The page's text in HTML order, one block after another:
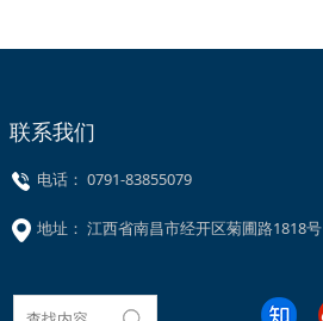
联系我们
电话： 0791-83855079
地址： 江西省南昌市经开区菊圃路1818号